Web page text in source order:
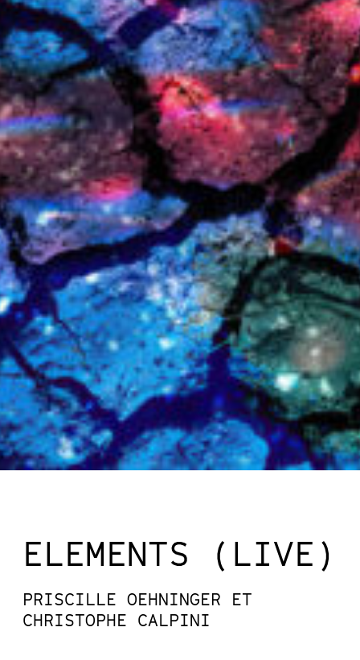
ELEMENTS (LIVE)
PRISCILLE OEHNINGER ET
CHRISTOPHE CALPINI